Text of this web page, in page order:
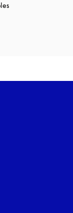
un nouvel onglet